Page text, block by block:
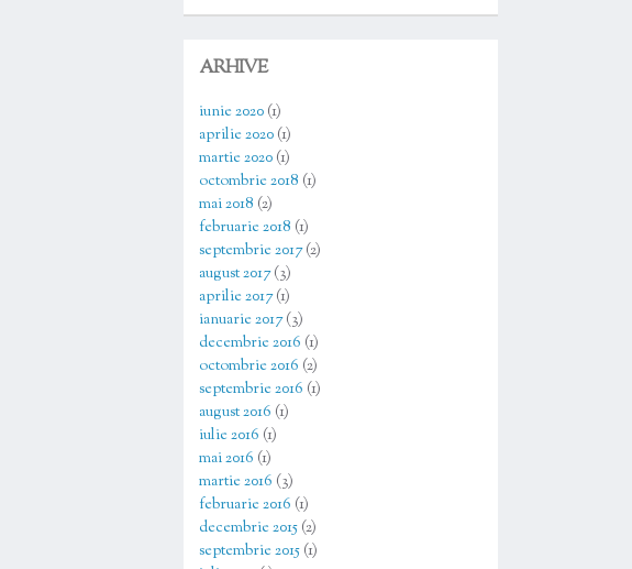
ARHIVE
iunie 2020 (1)
aprilie 2020 (1)
martie 2020 (1)
octombrie 2018 (1)
mai 2018 (2)
februarie 2018 (1)
septembrie 2017(2)
august 2017(3)
aprilie 2017(1)
ianuarie 2017(3)
decembrie 2016 (1)
octombrie 2016 (2)
septembrie 2016 (1)
august 2016 (1)
iulie 2016 (1)
mai 2016 (1)
martie 2016 (3)
februarie 2016 (1)
decembrie 2015 (2)
septembrie 2015 (1)